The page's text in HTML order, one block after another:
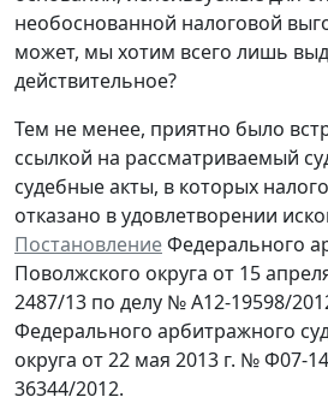
необоснованной налоговой
может, мы хотим всего лишь
действительное?
Тем не менее, приятно было
ссылкой на рассматриваемый
судебные акты, в которых
отказано в удовлетворении
ПостановлениеФедерального
Поволжского округа от 15
2487/13 по делу № А12-19598/
Федерального арбитражного
округа от 22 мая 2013 г. № Ф07-
36344/2012.